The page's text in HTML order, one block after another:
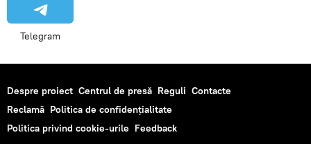
Telegram
Despre proiect Centrul de presă Reguli Contacte
Reclamă Politica de confidențialitate
Politica privind cookie-urile Feedback